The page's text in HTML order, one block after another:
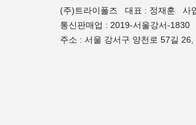
(주)트라이폴즈 대표 : 정재훈 사
통신판매업 : 2019-서울강서-
주소 : 서울 강서구 양천로 57길